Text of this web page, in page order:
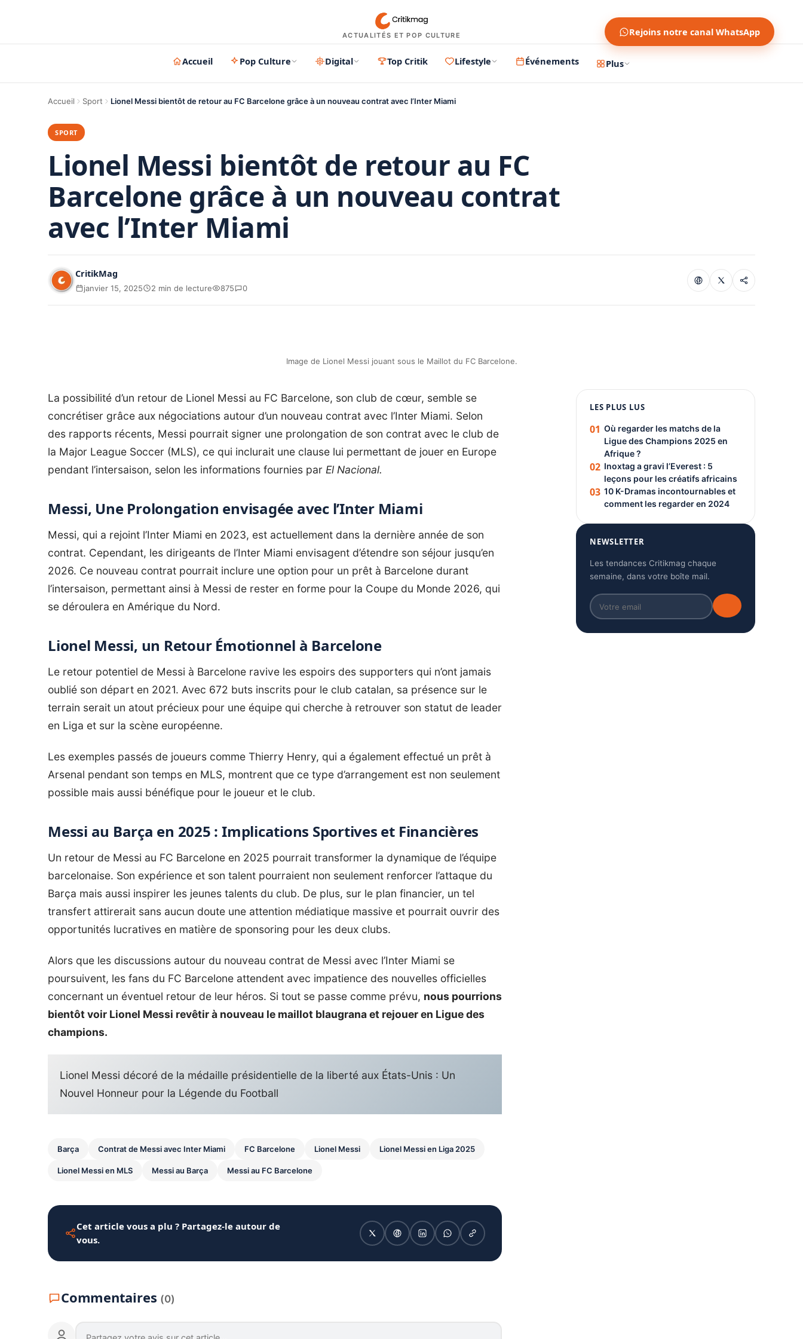
ACTUALITÉS ET POP CULTURE Rejoins notre canal WhatsApp
Accueil Pop Culture Digital Top Critik Lifestyle Événements Plus
Accueil Sport Lionel Messi bientôt de retour au FC Barcelone grâce à un nouveau contrat avec l’Inter Miami
SPORT
Lionel Messi bientôt de retour au FC
Barcelone grâce à un nouveau contrat
avec l’Inter Miami
CritikMag
janvier 15, 2025 2 min de lecture 875 0
Image de Lionel Messi jouant sous le Maillot du FC Barcelone.
La possibilité d’un retour de Lionel Messi au FC Barcelone, son club de cœur, semble se
concrétiser grâce aux négociations autour d’un nouveau contrat avec l’Inter Miami. Selon
des rapports récents, Messi pourrait signer une prolongation de son contrat avec le club de
la Major League Soccer (MLS), ce qui inclurait une clause lui permettant de jouer en Europe
pendant l’intersaison, selon les informations fournies par El Nacional.
Messi, Une Prolongation envisagée avec l’Inter Miami
Messi, qui a rejoint l’Inter Miami en 2023, est actuellement dans la dernière année de son
contrat. Cependant, les dirigeants de l’Inter Miami envisagent d’étendre son séjour jusqu’en
2026. Ce nouveau contrat pourrait inclure une option pour un prêt à Barcelone durant
l’intersaison, permettant ainsi à Messi de rester en forme pour la Coupe du Monde 2026, qui
se déroulera en Amérique du Nord.
Lionel Messi, un Retour Émotionnel à Barcelone
Le retour potentiel de Messi à Barcelone ravive les espoirs des supporters qui n’ont jamais
oublié son départ en 2021. Avec 672 buts inscrits pour le club catalan, sa présence sur le
terrain serait un atout précieux pour une équipe qui cherche à retrouver son statut de leader
en Liga et sur la scène européenne.
Les exemples passés de joueurs comme Thierry Henry, qui a également effectué un prêt à
Arsenal pendant son temps en MLS, montrent que ce type d’arrangement est non seulement
possible mais aussi bénéfique pour le joueur et le club.
Messi au Barça en 2025 : Implications Sportives et Financières
Un retour de Messi au FC Barcelone en 2025 pourrait transformer la dynamique de l’équipe
barcelonaise. Son expérience et son talent pourraient non seulement renforcer l’attaque du
Barça mais aussi inspirer les jeunes talents du club. De plus, sur le plan financier, un tel
transfert attirerait sans aucun doute une attention médiatique massive et pourrait ouvrir des
opportunités lucratives en matière de sponsoring pour les deux clubs.
Alors que les discussions autour du nouveau contrat de Messi avec l’Inter Miami se
poursuivent, les fans du FC Barcelone attendent avec impatience des nouvelles officielles
concernant un éventuel retour de leur héros. Si tout se passe comme prévu, nous pourrions
bientôt voir Lionel Messi revêtir à nouveau le maillot blaugrana et rejouer en Ligue des
champions.
Lionel Messi décoré de la médaille présidentielle de la liberté aux États-Unis : Un
Nouvel Honneur pour la Légende du Football
Barça Contrat de Messi avec Inter Miami FC Barcelone Lionel Messi Lionel Messi en Liga 2025
Lionel Messi en MLS Messi au Barça Messi au FC Barcelone
Cet article vous a plu ? Partagez-le autour de
vous.
PUBLICITÉ
LES PLUS LUS
01 Où regarder les matchs de la
Ligue des Champions 2025 en
Afrique ?
02 Inoxtag a gravi l’Everest : 5
leçons pour les créatifs africains
03 10 K-Dramas incontournables et
comment les regarder en 2024
NEWSLETTER
Les tendances Critikmag chaque
semaine, dans votre boîte mail.
Commentaires (0)